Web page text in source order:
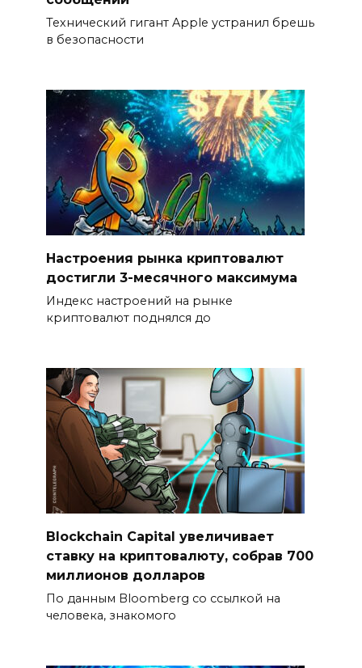
Технический гигант Apple устранил брешь
в безопасности
Настроения рынка криптовалют
достигли 3-месячного максимума
Индекс настроений на рынке
криптовалют поднялся до
Blockchain Capital увеличивает
ставку на криптовалюту, собрав 700
миллионов долларов
По данным Bloomberg со ссылкой на
человека, знакомого